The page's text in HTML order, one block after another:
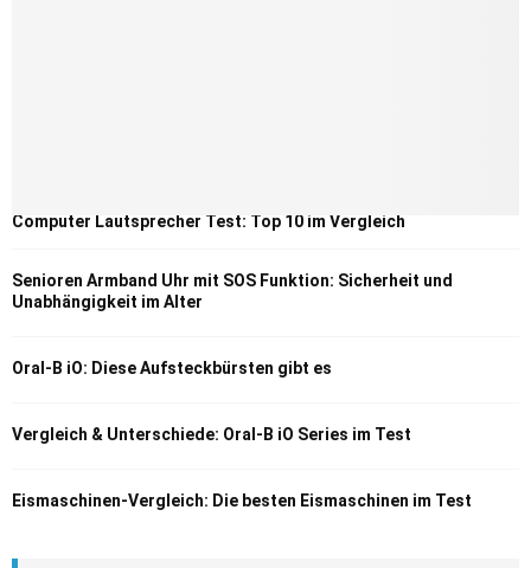
Computer Lautsprecher Test: Top 10 im Vergleich
Senioren Armband Uhr mit SOS Funktion: Sicherheit und
Unabhängigkeit im Alter
Oral-B iO: Diese Aufsteckbürsten gibt es
Vergleich & Unterschiede: Oral-B iO Series im Test
Eismaschinen-Vergleich: Die besten Eismaschinen im Test